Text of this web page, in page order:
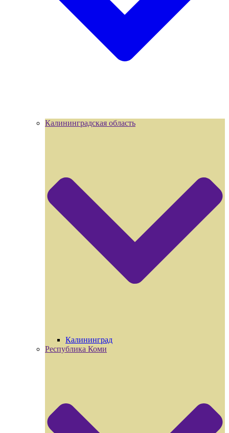
Калининградская область
Калининград
Республика Коми